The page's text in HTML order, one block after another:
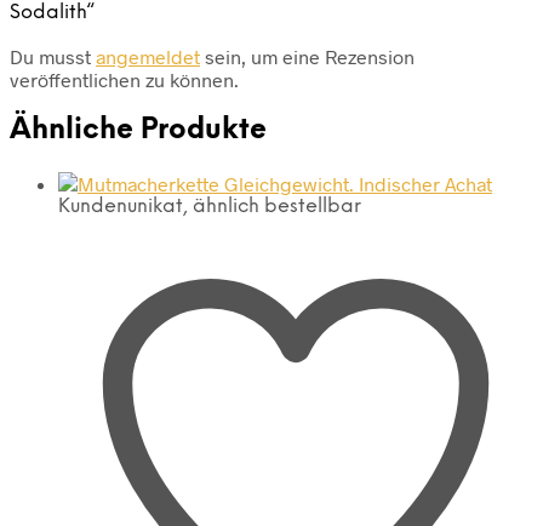
Sodalith“
Du musst angemeldet sein, um eine Rezension
veröffentlichen zu können.
Ähnliche Produkte
Kundenunikat, ähnlich bestellbar